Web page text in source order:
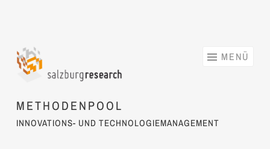
METHODENPOOL
INNOVATIONS- UND TECHNOLOGIEMANAGEMENT
MENÜ